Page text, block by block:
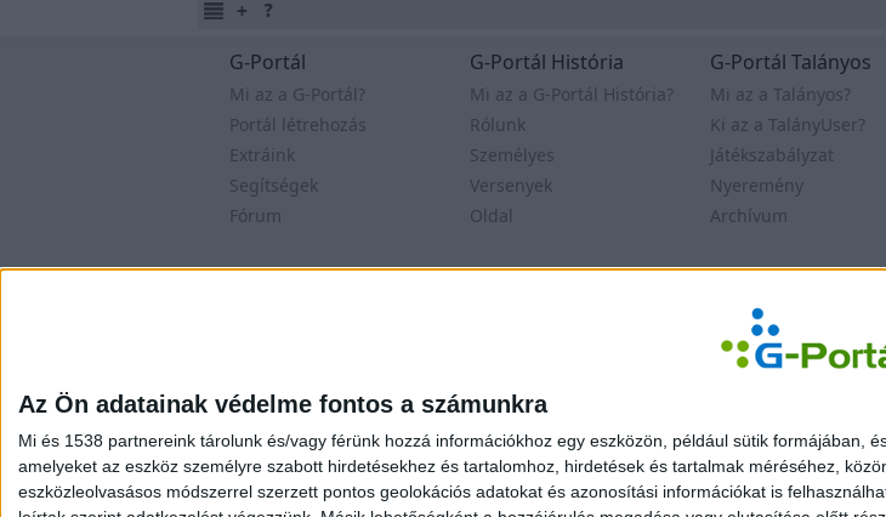
Az Ön adatainak védelme fontos a számunkra
Mi és 1538 partnereink tárolunk és/vagy férünk hozzá információkhoz egy eszközön, például sütik formájában,
amelyeket az eszköz személyre szabott hirdetésekhez és tartalomhoz, hirdetések és tartalmak méréséhez,
eszközleolvasásos módszerrel szerzett pontos geolokációs adatokat és azonosítási információkat is
G-Portál
Mi az a G-Portál?
Portál létrehozás
Extráink
Segítségek
Fórum
G-Portál História
Mi az a G-Portál História?
Rólunk
Személyes
Versenyek
Oldal
G-Portál Talányos
Mi az a Talányos?
Ki az a TalányUser?
Játékszabályzat
Nyeremény
Archívum